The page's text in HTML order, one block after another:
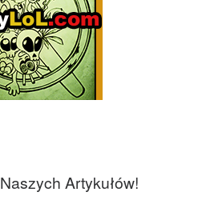
Artykułów!